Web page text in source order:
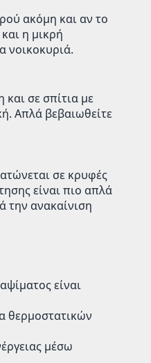
ακόμη και αν το
η μικρή
νοικοκυριά.
σε σπίτια με
Απλά βεβαιωθείτε
σε κρυφές
είναι πιο απλά
την ανακαίνιση
είναι
θερμοστατικών
μέσω